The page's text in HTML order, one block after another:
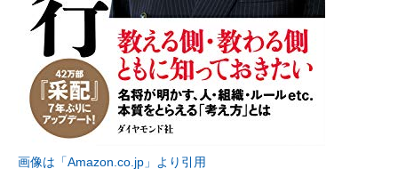
画像は「Amazon.co.jp」より引用